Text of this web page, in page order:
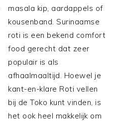
masala kip, aardappels of
kousenband. Surinaamse
roti is een bekend comfort
food gerecht dat zeer
populair is als
afhaalmaaltijd. Hoewel je
kant-en-klare Roti vellen
bij de Toko kunt vinden, is
het ook heel makkelijk om